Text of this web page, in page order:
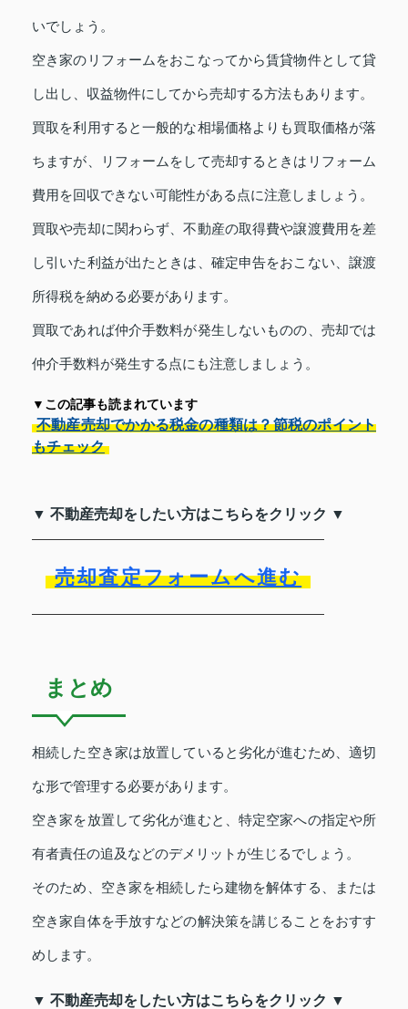
いでしょう。
空き家のリフォームをおこなってから賃貸物件として貸
し出し、収益物件にしてから売却する方法もあります。
買取を利用すると一般的な相場価格よりも買取価格が落
ちますが、リフォームをして売却するときはリフォーム
費用を回収できない可能性がある点に注意しましょう。
買取や売却に関わらず、不動産の取得費や譲渡費用を差
し引いた利益が出たときは、確定申告をおこない、譲渡
所得税を納める必要があります。
買取であれば仲介手数料が発生しないものの、売却では
仲介手数料が発生する点にも注意しましょう。
▼この記事も読まれています
不動産売却でかかる税金の種類は？節税のポイント
もチェック
▼ 不動産売却をしたい方はこちらをクリック ▼
売却査定フォームへ進む
まとめ
相続した空き家は放置していると劣化が進むため、適切
な形で管理する必要があります。
空き家を放置して劣化が進むと、特定空家への指定や所
有者責任の追及などのデメリットが生じるでしょう。
そのため、空き家を相続したら建物を解体する、または
空き家自体を手放すなどの解決策を講じることをおすす
めします。
▼ 不動産売却をしたい方はこちらをクリック ▼